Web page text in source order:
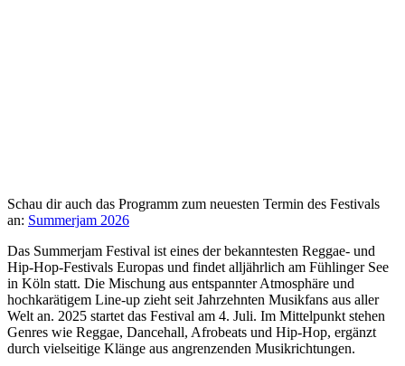
Schau dir auch das Programm zum neuesten Termin des Festivals
an: Summerjam 2026
Das Summerjam Festival ist eines der bekanntesten Reggae- und
Hip-Hop-Festivals Europas und findet alljährlich am Fühlinger See
in Köln statt. Die Mischung aus entspannter Atmosphäre und
hochkarätigem Line-up zieht seit Jahrzehnten Musikfans aus aller
Welt an. 2025 startet das Festival am 4. Juli. Im Mittelpunkt stehen
Genres wie Reggae, Dancehall, Afrobeats und Hip-Hop, ergänzt
durch vielseitige Klänge aus angrenzenden Musikrichtungen.